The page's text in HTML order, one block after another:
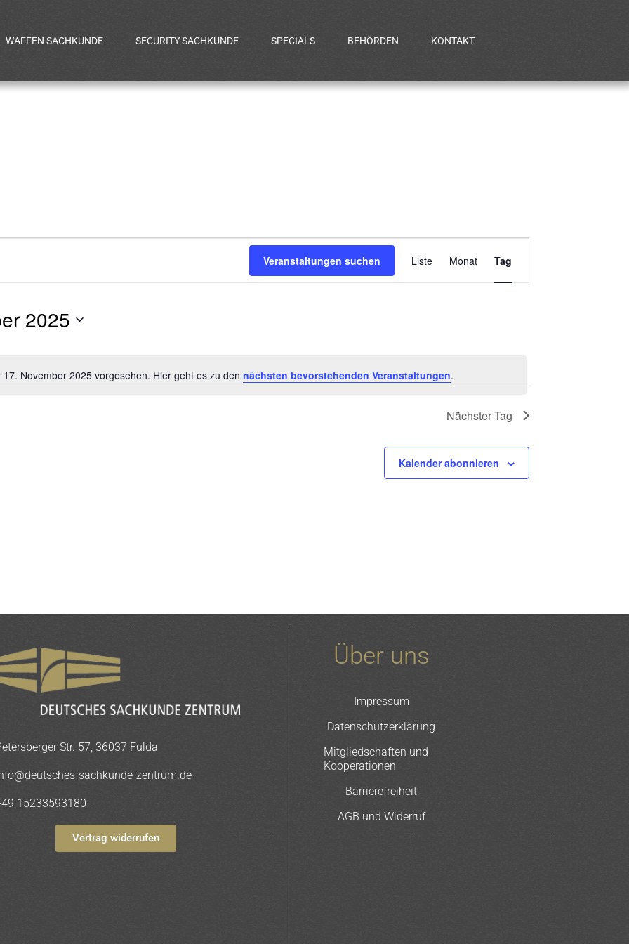
WAFFEN SACHKUNDE SECURITY SACHKUNDE SPECIALS BEHÖRDEN KONTAKT
Hinweis
November 2025 vorgesehen. Hier geht es zu den nächsten bevorstehenden Veranstaltungen.
Veranstaltungen suchen
Veranstaltung
Ansichten-
Liste Monat Tag
2025
Nächster Tag
Kalender abonnieren
Str. 57, 36037 Fulda
sachkunde-zentrum.de
15233593180
Vertrag widerrufen
Über uns
Impressum
Datenschutzerklärung
Mitgliedschaften und
Kooperationen
Barrierefreiheit
AGB und Widerruf